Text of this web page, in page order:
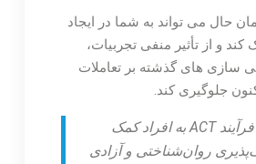
حال می تواند به شما در ایجاد
و از تأثیر منفی تجربیات،
های گذشته بر تعاملات
جلوگیری کند.
ترکیب هر شش فرآیند ACT به افراد کمک
روان‌شناختی و آزادی